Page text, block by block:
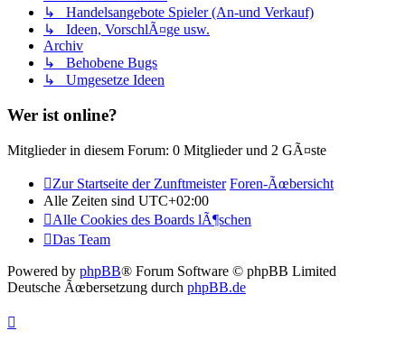
↳ Handelsangebote Spieler (An-und Verkauf)
↳ Ideen, VorschlÃ¤ge usw.
Archiv
↳ Behobene Bugs
↳ Umgesetze Ideen
Wer ist online?
Mitglieder in diesem Forum: 0 Mitglieder und 2 GÃ¤ste
Zur Startseite der Zunftmeister Foren-Ãœbersicht
Alle Zeiten sind UTC+02:00
Alle Cookies des Boards lÃ¶schen
Das Team
Powered by phpBB® Forum Software © phpBB Limited
Deutsche Ãœbersetzung durch phpBB.de